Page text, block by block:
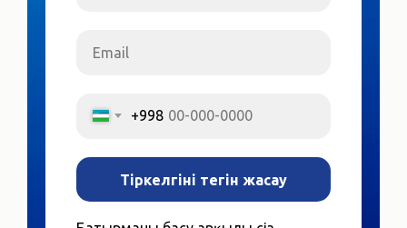
Email
+998
Тіркелгіні тегін жасау